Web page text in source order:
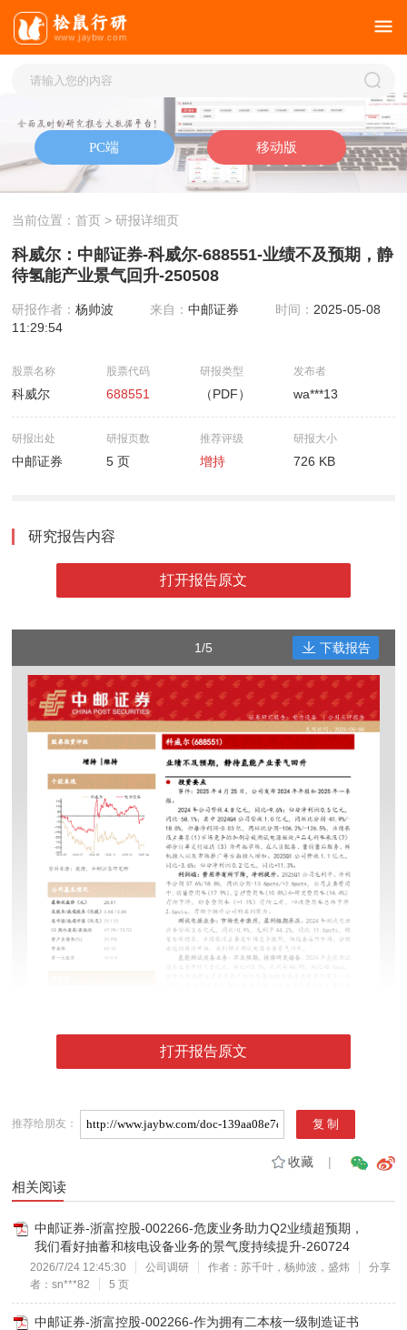
当前位置：首页 > 研报详细页
科威尔：中邮证券-科威尔-688551-业绩不及预期，静
待氢能产业景气回升-250508
研报作者：杨帅波 来自：中邮证券 时间： 2025-05-08
11:29:54
股票名称
科威尔
股票代码
688551
研报类型
（PDF）
发布者
wa***13
研报出处
中邮证券
研报页数
5 页
推荐评级
增持
研报大小
726 KB
研究报告内容
打开报告原文
1/5 下载报告
打开报告原文
推荐给朋友：
收藏|
相关阅读
中邮证券-浙富控股-002266-危废业务助力Q2业绩超预期，
我们看好抽蓄和核电设备业务的景气度持续提升-260724
2026/7/24 12:45:30 公司调研 作者：苏千叶，杨帅波，盛炜
分享
者：sn***82
5 页
中邮证券-浙富控股-002266-作为拥有二本核一级制造证书